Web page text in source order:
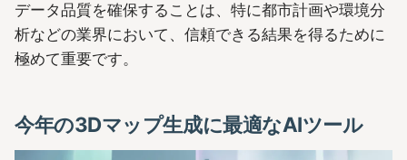
データ品質を確保することは、特に都市計画や環境分
析などの業界において、信頼できる結果を得るために
極めて重要です。
今年の3Dマップ生成に最適なAIツール